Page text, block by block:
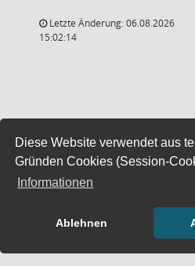
Diese Website verwendet aus
Gründen Cookies (Session-
Informationen
Ablehnen
Letzte Änderung: 06.08.2026
15:02:14